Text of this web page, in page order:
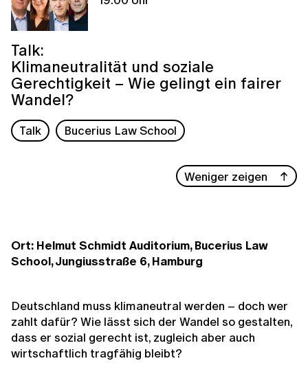
Talk:
Klimaneutralität und soziale
Gerechtigkeit – Wie gelingt ein fairer
Wandel?
Talk Bucerius Law School
Weniger zeigen
Ort: Helmut Schmidt Auditorium, Bucerius Law
School, Jungiusstraße 6, Hamburg
Deutschland muss klimaneutral werden – doch wer
zahlt dafür? Wie lässt sich der Wandel so gestalten,
dass er sozial gerecht ist, zugleich aber auch
wirtschaftlich tragfähig bleibt?